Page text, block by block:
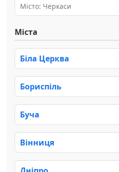
Місто: Черкаси
Міста
Біла Церква
Бориспіль
Буча
Вінниця